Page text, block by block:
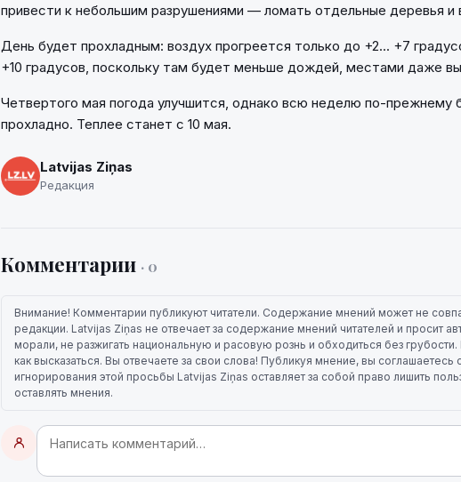
привести к небольшим разрушениями — ломать отдельные деревья и
День будет прохладным: воздух прогреется только до +2... +7
+10 градусов, поскольку там будет меньше дождей, местами даже
Четвертого мая погода улучшится, однако всю неделю по-прежнему
прохладно. Теплее станет с 10 мая.
Latvijas Ziņas
Редакция
Комментарии · 0
Внимание! Комментарии публикуют читатели. Содержание мнений может не
редакции. Latvijas Ziņas не отвечает за содержание мнений читателей и просит
морали, не разжигать национальную и расовую рознь и обходиться без
как высказаться. Вы отвечаете за свои слова! Публикуя мнение, вы соглашаетесь
игнорирования этой просьбы Latvijas Ziņas оставляет за собой право лишить
оставлять мнения.